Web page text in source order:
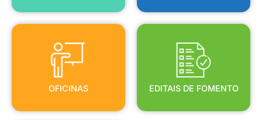
OFICINAS
OFICINAS
EDITAIS DE FOMENTO
EDITAIS DE FOMENTO